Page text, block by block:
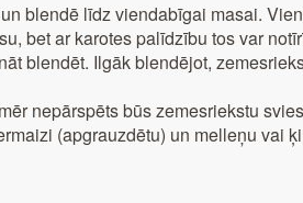
blendē līdz viendabīgai masai.
bet ar karotes palīdzību tos var
blendēt. Ilgāk blendējot,
nepārspēts būs zemesriekstu
(apgrauzdētu) un melleņu vai